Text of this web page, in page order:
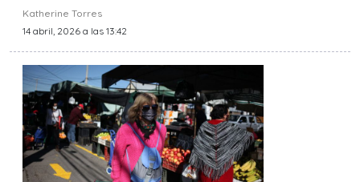
Katherine Torres
14 abril, 2026 a las 13:42